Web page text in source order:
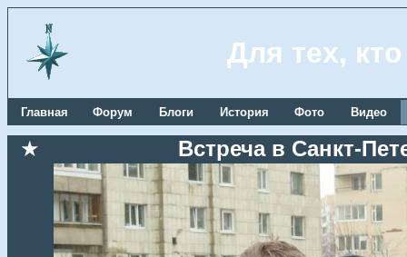
Для тех,
Главная Форум Блоги История Фото Видео
★ Встреча в Санкт-